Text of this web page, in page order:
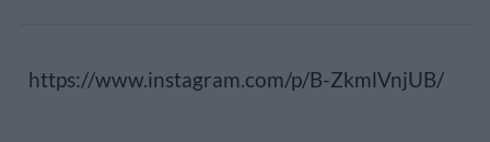
https://www.instagram.com/p/B-ZkmlVnjUB/